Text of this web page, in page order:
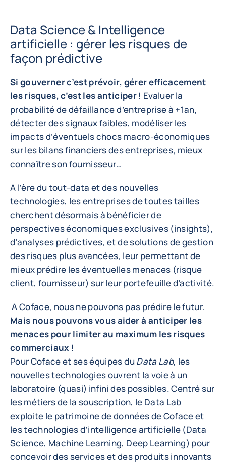
Data Science & Intelligence
artificielle : gérer les risques de
façon prédictive
Si gouverner c’est prévoir, gérer efficacement
les risques, c’est les anticiper! Evaluer la
probabilité de défaillance d’entreprise à +1an,
détecter des signaux faibles, modéliser les
impacts d’éventuels chocs macro-économiques
sur les bilans financiers des entreprises, mieux
connaître son fournisseur…
A l’ère du tout-data et des nouvelles
technologies, les entreprises de toutes tailles
cherchent désormais à bénéficier de
perspectives économiques exclusives (insights),
d’analyses prédictives, et de solutions de gestion
des risques plus avancées, leur permettant de
mieux prédire les éventuelles menaces (risque
client, fournisseur) sur leur portefeuille d’activité.
A Coface, nous ne pouvons pas prédire le futur.
Mais nous pouvons vous aider à anticiper les
menaces pour limiter au maximum les risques
commerciaux !
Pour Coface et ses équipes du Data Lab, les
nouvelles technologies ouvrent la voie à un
laboratoire (quasi) infini des possibles. Centré sur
les métiers de la souscription, le Data Lab
exploite le patrimoine de données de Coface et
les technologies d’intelligence artificielle (Data
Science, Machine Learning, Deep Learning) pour
concevoir des services et des produits innovants